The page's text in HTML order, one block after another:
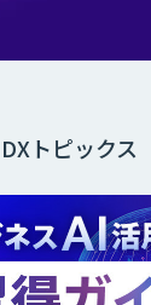
DXトピックス